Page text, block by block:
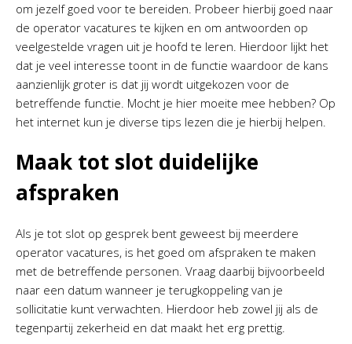
om jezelf goed voor te bereiden. Probeer hierbij goed naar
de operator vacatures te kijken en om antwoorden op
veelgestelde vragen uit je hoofd te leren. Hierdoor lijkt het
dat je veel interesse toont in de functie waardoor de kans
aanzienlijk groter is dat jij wordt uitgekozen voor de
betreffende functie. Mocht je hier moeite mee hebben? Op
het internet kun je diverse tips lezen die je hierbij helpen.
Maak tot slot duidelijke
afspraken
Als je tot slot op gesprek bent geweest bij meerdere
operator vacatures, is het goed om afspraken te maken
met de betreffende personen. Vraag daarbij bijvoorbeeld
naar een datum wanneer je terugkoppeling van je
sollicitatie kunt verwachten. Hierdoor heb zowel jij als de
tegenpartij zekerheid en dat maakt het erg prettig.